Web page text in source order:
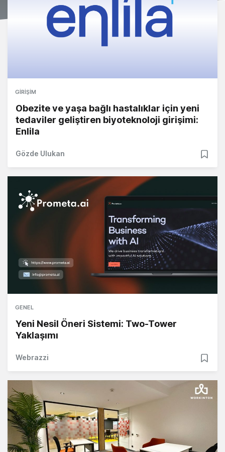
GIRIŞIM
Obezite ve yaşa bağlı hastalıklar için yeni
tedaviler geliştiren biyoteknoloji girişimi:
Enlila
Gözde Ulukan
GENEL
Yeni Nesil Öneri Sistemi: Two-Tower
Yaklaşımı
Webrazzi